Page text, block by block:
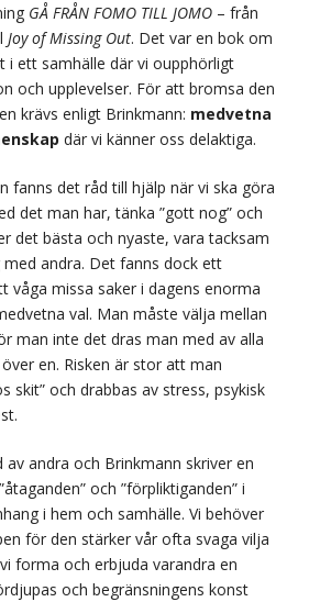
GÅ FRÅN FOMO TILL JOMO – från
Joy of Missing Out. Det var en bok om
i ett samhälle där vi oupphörligt
och upplevelser. För att bromsa den
krävs enligt Brinkmann: medvetna
där vi känner oss delaktiga.
fanns det råd till hjälp när vi ska göra
det man har, tänka ”gott nog” och
det bästa och nyaste, vara tacksam
andra. Det fanns dock ett
våga missa saker i dagens enorma
val. Man måste välja mellan
man inte det dras man med av alla
en. Risken är stor att man
skit” och drabbas av stress, psykisk
andra och Brinkmann skriver en
och ”förpliktiganden” i
i hem och samhälle. Vi behöver
för den stärker vår ofta svaga vilja
forma och erbjuda varandra en
och begränsningens konst